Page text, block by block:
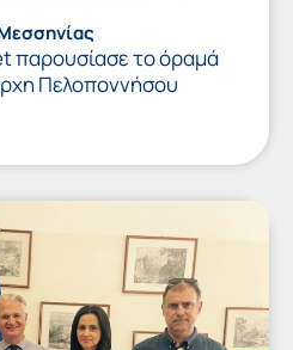
παρουσίασε το όραμά
Πελοποννήσου